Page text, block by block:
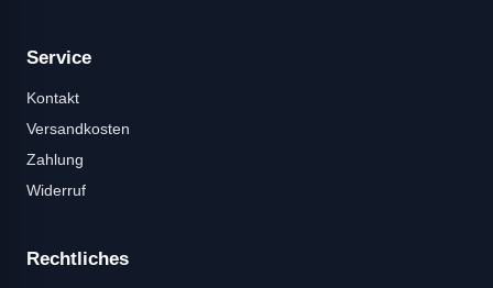
Service
Kontakt
Versandkosten
Zahlung
Widerruf
Rechtliches